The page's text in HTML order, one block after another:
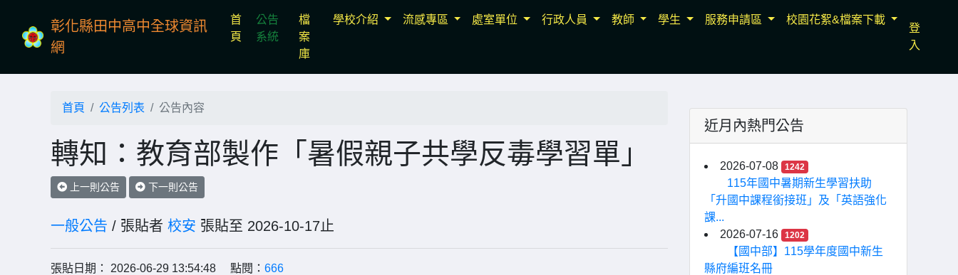
彰化縣田中高中全球資訊
網
首
頁 (current)
公告
系統
檔
案
庫
學校介紹 流感專區 處室單位 行政人員 教師 學生 服務申請區 校園花絮&檔案下載
登
入
首頁 公告列表 公告內容
轉知：教育部製作「暑假親子共學反毒學習單」
上一則公告 下一則公告
一般公告 / 張貼者 校安 張貼至 2026-10-17止
張貼日期： 2026-06-29 13:54:48 點閱： 666
近月內熱門公告
2026-07-08 1242
115年國中暑期新生學習扶助
「升國中課程銜接班」及「英語強化
課...
2026-07-16
1202
【國中部】115學年度國中新生
縣府編班名冊